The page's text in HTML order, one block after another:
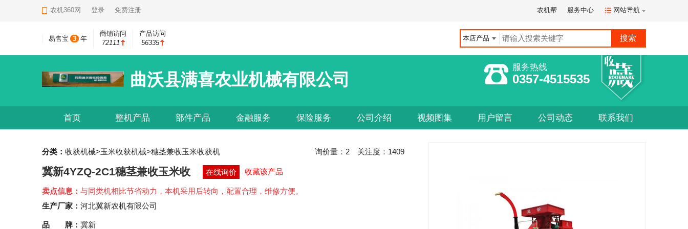
农机360网 登录 免费注册 农机帮 服务中心 网站导航
易售宝 3 年
商铺访问
72111
产品访问
56335
本店产品
服务热线
0357-4515535
曲沃县满喜农业机械有限公司
首页 整机产品 部件产品 金融服务 保险服务 公司介绍 视频图集 用户留言 公司动态 联系我们
询价量： 2 关注度： 1409
分类： 收获机械>玉米收获机械>穗茎兼收玉米收获机
冀新4YZQ-2C1穗茎兼收玉米收 在线询价 收藏该产品
卖点信息： 与同类机相比节省动力，本机采用后转向，配置合理，维修方便。
生产厂家： 河北冀新农机有限公司
品 牌： 冀新